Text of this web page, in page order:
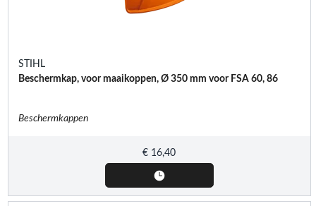
STIHL
Beschermkap, voor maaikoppen, Ø 350 mm voor FSA 60, 86
Beschermkappen
€ 16,40